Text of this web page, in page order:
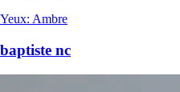
Yeux: Ambre
baptiste nc